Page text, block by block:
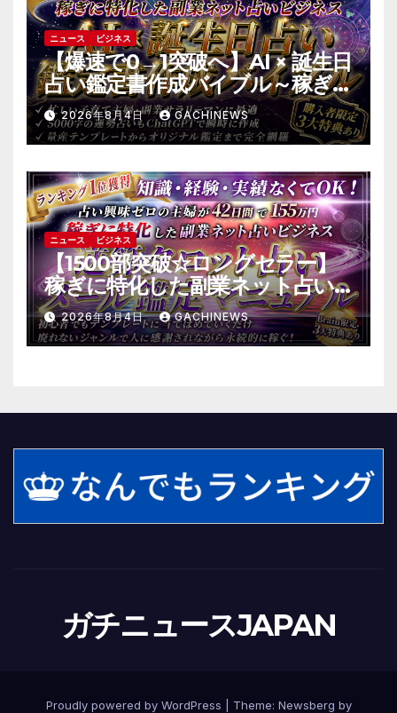
ニュース ビジネス
【爆速で0→1突破へ】AI × 誕生日
占い鑑定書作成バイブル～稼ぎ
に特化した副業ネット占いビジ
ネス
2026年8月4日 GACHINEWS
ニュース ビジネス
【1500部突破☆ロングセラー】
稼ぎに特化した副業ネット占い
のバイブル～逆算タロット占い
メール鑑定マニュアル～
2026年8月4日 GACHINEWS
ガチニュースJAPAN
Proudly powered by WordPress Theme: Newsberg by